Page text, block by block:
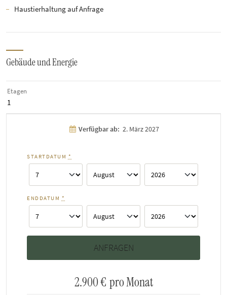
Haustierhaltung auf Anfrage
Gebäude und Energie
Etagen
1
Verfügbar ab: 2. März 2027
STARTDATUM *
ENDDATUM *
2.900 € pro Monat